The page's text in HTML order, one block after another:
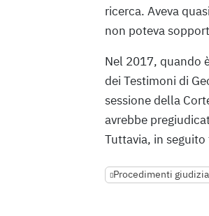
ricerca. Aveva
non poteva
Nel 2017, quando
dei Testimoni di
sessione della
avrebbe
Tuttavia, in
Procedimenti